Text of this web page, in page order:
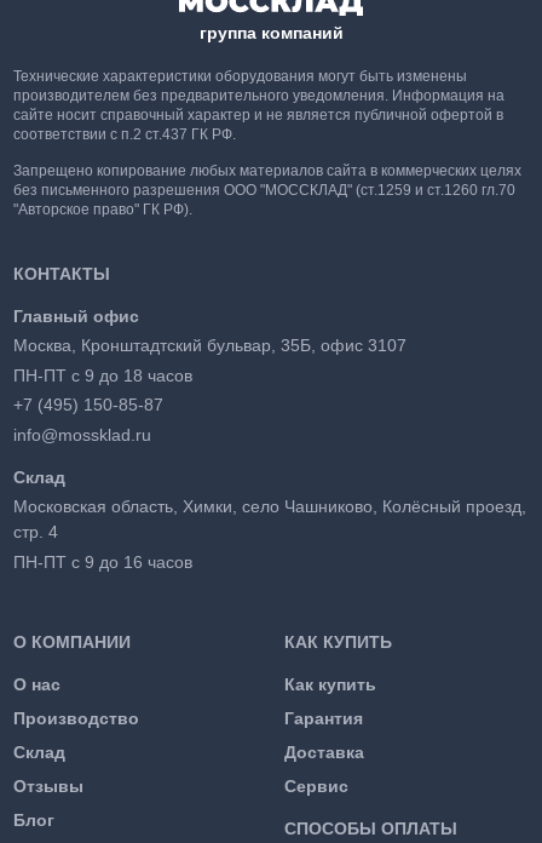
группа компаний
Технические характеристики оборудования могут быть изменены
производителем без предварительного уведомления. Информация на
сайте носит справочный характер и не является публичной офертой в
соответствии с п.2 ст.437 ГК РФ.
Запрещено копирование любых материалов сайта в коммерческих целях
без письменного разрешения ООО "МОССКЛАД" (ст.1259 и ст.1260 гл.70
"Авторское право" ГК РФ).
О КОМПАНИИ
О нас
Производство
Склад
Отзывы
Блог
КАК КУПИТЬ
Как купить
Гарантия
Доставка
Сервис
СПОСОБЫ ОПЛАТЫ
КОНТАКТЫ
Главный офис
Москва, Кронштадтский бульвар, 35Б, офис 3107
ПН-ПТ с 9 до 18 часов
+7 (495) 150-85-87
info@mossklad.ru
Склад
Московская область, Химки, село Чашниково, Колёсный проезд,
стр. 4
ПН-ПТ с 9 до 16 часов